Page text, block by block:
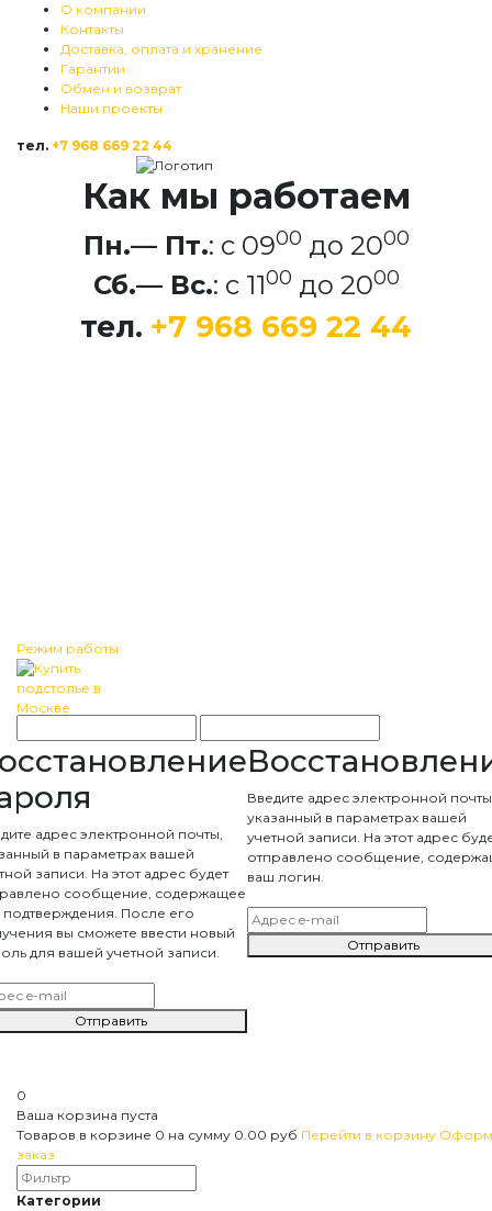
О компании
Контакты
Доставка, оплата и хранение
Гарантии
Обмен и возврат
Наши проекты
тел. +7 968 669 22 44
Как мы работаем
Пн.— Пт.: c 0900 до 2000
Сб.— Вс.: c 1100 до 2000
тел. +7 968 669 22 44
Режим работы
адрес электронной почты,
в параметрах вашей
записи. На этот адрес будет
сообщение, содержащее
подтверждения. После его
вы сможете ввести новый
для вашей учетной записи.
Отправить
Введите адрес электронной
указанный в параметрах вашей
учетной записи. На этот адрес
отправлено сообщение,
ваш логин.
Отправить
0
Ваша корзина пуста
Товаров в корзине 0 на сумму 0.00 руб Перейти в корзину
заказ
Категории